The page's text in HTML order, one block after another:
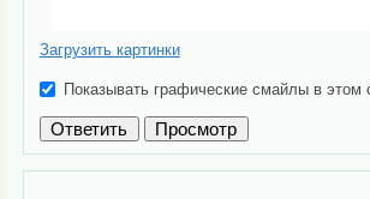
Загрузить картинки
Показывать графические смайлы в этом